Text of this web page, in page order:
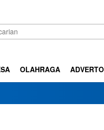
OLAHRAGA
Klarifikasi